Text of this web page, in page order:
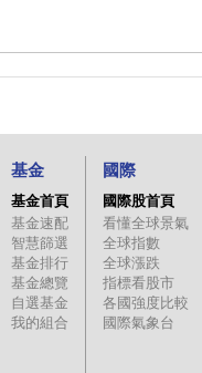
基金
基金首頁
基金速配
智慧篩選
基金排行
基金總覽
自選基金
我的組合
國際
國際股首頁
看懂全球景氣
全球指數
全球漲跌
指標看股市
各國強度比較
國際氣象台